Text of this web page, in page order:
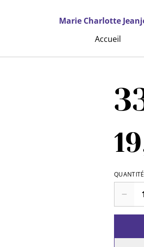
Marie Charlotte
Accueil
QUANTITÉ